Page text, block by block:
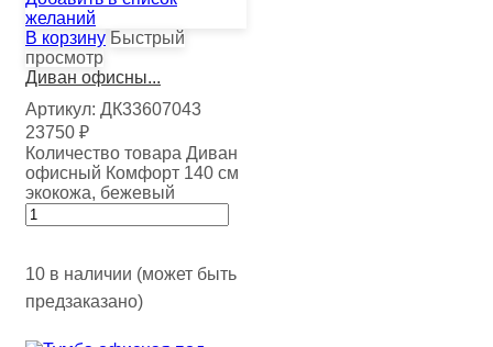
желаний
В корзину Быстрый
просмотр
Диван офисны...
Артикул: ДК33607043
23750 ₽
Количество товара Диван
офисный Комфорт 140 см
экокожа, бежевый
10 в наличии (может быть
предзаказано)